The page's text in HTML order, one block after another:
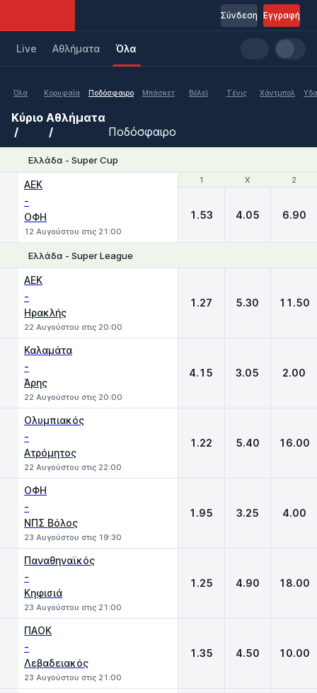
Εγγραφή
Σύνδεση
Live Aθλήματα Όλα
Όλα Κορυφαία Ποδόσφαιρο Μπάσκετ Βόλεϊ Τένις Χάντμπολ
Κύριο Αθλήματα
Ποδόσφαιρο
Ελλάδα - Super Cup
1 X 2
ΑΕΚ
-
ΟΦΗ
12 Αυγούστου στις 21:00
1 X 2
1.53 4.05 6.90
Ελλάδα - Super League
ΑΕΚ
-
Ηρακλής
22 Αυγούστου στις 20:00
1.27 5.30 11.50
Καλαμάτα
-
Άρης
22 Αυγούστου στις 20:00
4.15 3.05 2.00
Ολυμπιακός
-
Ατρόμητος
22 Αυγούστου στις 22:00
1.22 5.40 16.00
ΟΦΗ
-
ΝΠΣ Βόλος
23 Αυγούστου στις 19:30
1.95 3.25 4.00
Παναθηναϊκός
-
Κηφισιά
23 Αυγούστου στις 21:00
1.25 4.90 18.00
ΠΑΟΚ
-
Λεβαδειακός
23 Αυγούστου στις 21:00
1.35 4.50 10.00